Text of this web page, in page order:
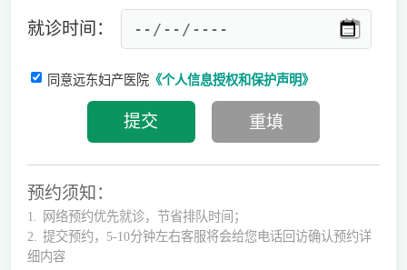
就诊时间：
同意远东妇产医院《个人信息授权和保护声明》
预约须知：
1. 网络预约优先就诊，节省排队时间；
2. 提交预约，5-10分钟左右客服将会给您电话回访确认预约详
细内容